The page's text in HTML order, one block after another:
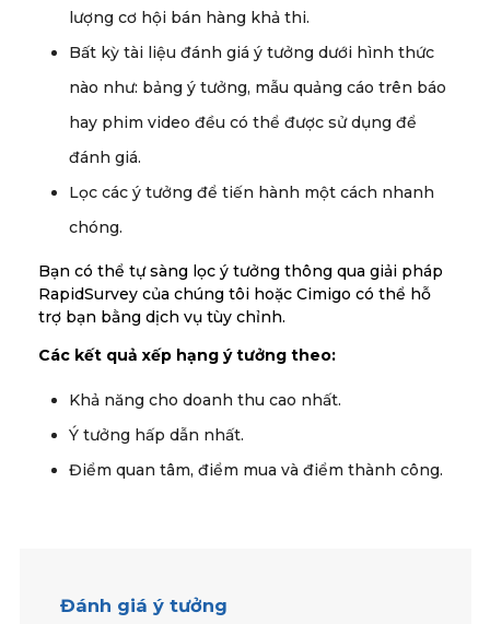
lượng cơ hội bán hàng khả thi.
Bất kỳ tài liệu đánh giá ý tưởng dưới hình thức
nào như: bảng ý tưởng, mẫu quảng cáo trên báo
hay phim video đều có thể được sử dụng để
đánh giá.
Lọc các ý tưởng để tiến hành một cách nhanh
chóng.
Bạn có thể tự sàng lọc ý tưởng thông qua giải pháp
RapidSurvey của chúng tôi hoặc Cimigo có thể hỗ
trợ bạn bằng dịch vụ tùy chỉnh.
Các kết quả xếp hạng ý tưởng theo:
Khả năng cho doanh thu cao nhất.
Ý tưởng hấp dẫn nhất.
Điểm quan tâm, điểm mua và điểm thành công.
Đánh giá ý tưởng